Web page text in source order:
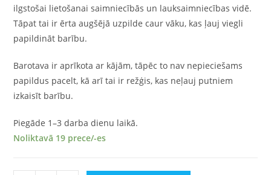
ilgstošai lietošanai saimniecībās un lauksaimniecības vidē.
Tāpat tai ir ērta augšējā uzpilde caur vāku, kas ļauj viegli
papildināt barību.
Barotava ir aprīkota ar kājām, tāpēc to nav nepieciešams
papildus pacelt, kā arī tai ir režģis, kas neļauj putniem
izkaisīt barību.
Piegāde 1–3 darba dienu laikā.
Noliktavā 19 prece/-es